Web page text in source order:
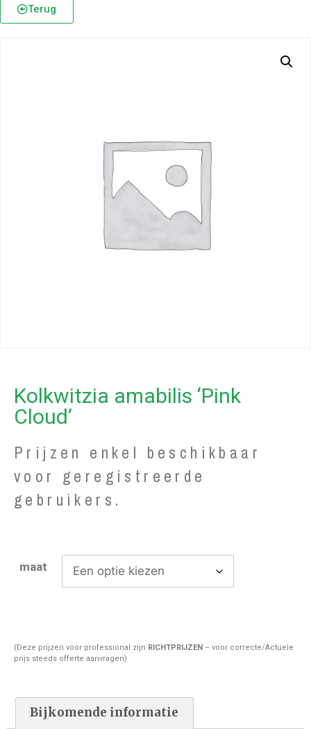
Terug
Kolkwitzia amabilis ‘Pink
Cloud’
Prijzen enkel beschikbaar
voor geregistreerde
gebruikers.
maat
(Deze prijzen voor professional zijn RICHTPRIJZEN – voor correcte/Actuele
prijs steeds offerte aanvragen)
Bijkomende informatie